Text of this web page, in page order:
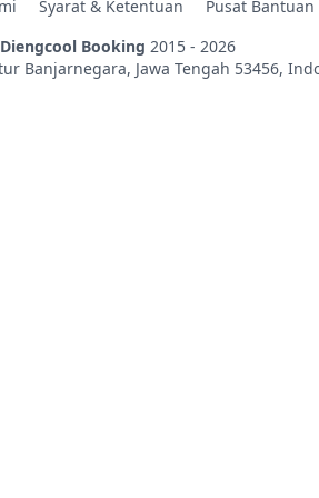
Syarat & Ketentuan
Pusat Bantuan
Diengcool Booking 2015 - 2026
Banjarnegara, Jawa Tengah 53456,